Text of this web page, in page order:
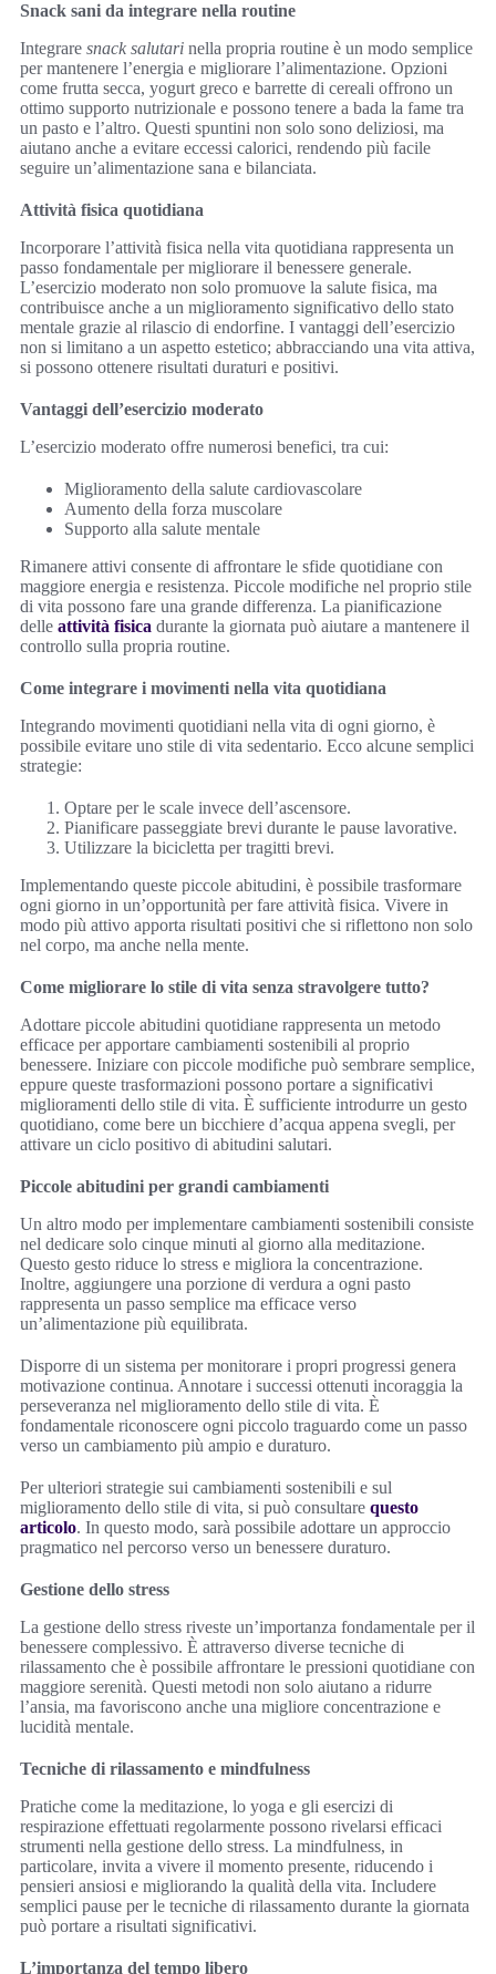
Snack sani da integrare nella routine
Integrare snack salutari nella propria routine è un modo semplice
per mantenere l’energia e migliorare l’alimentazione. Opzioni
come frutta secca, yogurt greco e barrette di cereali offrono un
ottimo supporto nutrizionale e possono tenere a bada la fame tra
un pasto e l’altro. Questi spuntini non solo sono deliziosi, ma
aiutano anche a evitare eccessi calorici, rendendo più facile
seguire un’alimentazione sana e bilanciata.
Attività fisica quotidiana
Incorporare l’attività fisica nella vita quotidiana rappresenta un
passo fondamentale per migliorare il benessere generale.
L’esercizio moderato non solo promuove la salute fisica, ma
contribuisce anche a un miglioramento significativo dello stato
mentale grazie al rilascio di endorfine. I vantaggi dell’esercizio
non si limitano a un aspetto estetico; abbracciando una vita attiva,
si possono ottenere risultati duraturi e positivi.
Vantaggi dell’esercizio moderato
L’esercizio moderato offre numerosi benefici, tra cui:
Miglioramento della salute cardiovascolare
Aumento della forza muscolare
Supporto alla salute mentale
Rimanere attivi consente di affrontare le sfide quotidiane con
maggiore energia e resistenza. Piccole modifiche nel proprio stile
di vita possono fare una grande differenza. La pianificazione
delle attività fisica durante la giornata può aiutare a mantenere il
controllo sulla propria routine.
Come integrare i movimenti nella vita quotidiana
Integrando movimenti quotidiani nella vita di ogni giorno, è
possibile evitare uno stile di vita sedentario. Ecco alcune semplici
strategie:
Optare per le scale invece dell’ascensore.
Pianificare passeggiate brevi durante le pause lavorative.
Utilizzare la bicicletta per tragitti brevi.
Implementando queste piccole abitudini, è possibile trasformare
ogni giorno in un’opportunità per fare attività fisica. Vivere in
modo più attivo apporta risultati positivi che si riflettono non solo
nel corpo, ma anche nella mente.
Come migliorare lo stile di vita senza stravolgere tutto?
Adottare piccole abitudini quotidiane rappresenta un metodo
efficace per apportare cambiamenti sostenibili al proprio
benessere. Iniziare con piccole modifiche può sembrare semplice,
eppure queste trasformazioni possono portare a significativi
miglioramenti dello stile di vita. È sufficiente introdurre un gesto
quotidiano, come bere un bicchiere d’acqua appena svegli, per
attivare un ciclo positivo di abitudini salutari.
Piccole abitudini per grandi cambiamenti
Un altro modo per implementare cambiamenti sostenibili consiste
nel dedicare solo cinque minuti al giorno alla meditazione.
Questo gesto riduce lo stress e migliora la concentrazione.
Inoltre, aggiungere una porzione di verdura a ogni pasto
rappresenta un passo semplice ma efficace verso
un’alimentazione più equilibrata.
Disporre di un sistema per monitorare i propri progressi genera
motivazione continua. Annotare i successi ottenuti incoraggia la
perseveranza nel miglioramento dello stile di vita. È
fondamentale riconoscere ogni piccolo traguardo come un passo
verso un cambiamento più ampio e duraturo.
Per ulteriori strategie sui cambiamenti sostenibili e sul
miglioramento dello stile di vita, si può consultare questo
articolo. In questo modo, sarà possibile adottare un approccio
pragmatico nel percorso verso un benessere duraturo.
Gestione dello stress
La gestione dello stress riveste un’importanza fondamentale per il
benessere complessivo. È attraverso diverse tecniche di
rilassamento che è possibile affrontare le pressioni quotidiane con
maggiore serenità. Questi metodi non solo aiutano a ridurre
l’ansia, ma favoriscono anche una migliore concentrazione e
lucidità mentale.
Tecniche di rilassamento e mindfulness
Pratiche come la meditazione, lo yoga e gli esercizi di
respirazione effettuati regolarmente possono rivelarsi efficaci
strumenti nella gestione dello stress. La mindfulness, in
particolare, invita a vivere il momento presente, riducendo i
pensieri ansiosi e migliorando la qualità della vita. Includere
semplici pause per le tecniche di rilassamento durante la giornata
può portare a risultati significativi.
L’importanza del tempo libero